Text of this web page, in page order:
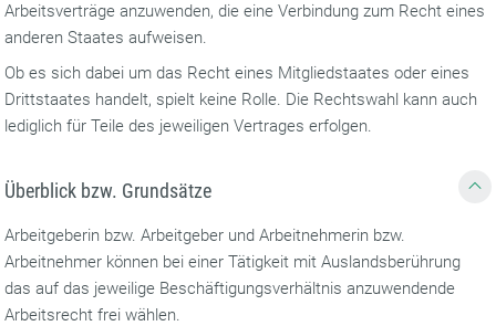
Arbeitsverträge anzuwenden, die eine Verbindung zum Recht eines
anderen Staates aufweisen.
Ob es sich dabei um das Recht eines Mitgliedstaates oder eines
Drittstaates handelt, spielt keine Rolle. Die Rechtswahl kann auch
lediglich für Teile des jeweiligen Vertrages erfolgen.
Überblick bzw. Grundsätze
Arbeitgeberin bzw. Arbeitgeber und Arbeitnehmerin bzw.
Arbeitnehmer können bei einer Tätigkeit mit Auslandsberührung
das auf das jeweilige Beschäftigungsverhältnis anzuwendende
Arbeitsrecht frei wählen.